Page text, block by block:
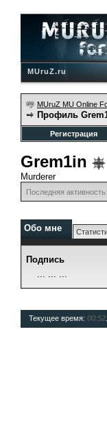
MUruZ.ru
MUruZ MU Online
Профиль
Регистрация
Grem1in
Murderer
Последняя активность:
Обо мне
Подпись
... ... ...
Текущее время: 00:52